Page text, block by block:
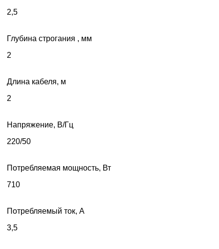
2,5
Глубина строгания , мм
2
Длина кабеля, м
2
Напряжение, В/Гц
220/50
Потребляемая мощность, Вт
710
Потребляемый ток, А
3,5